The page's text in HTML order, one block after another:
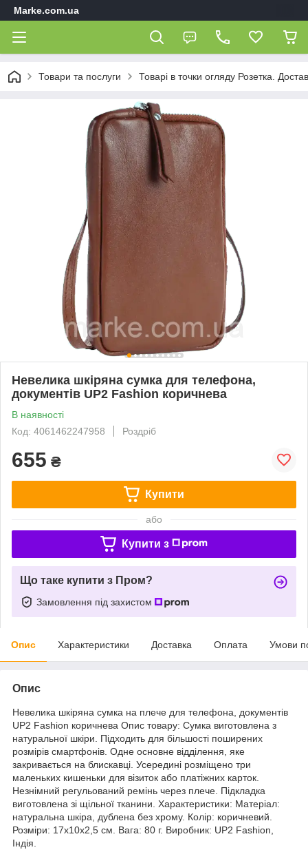
Marke.com.ua
Товари та послуги Товарі в точки огляду Розетка.
Невелика шкіряна сумка для телефона,
документів UP2 Fashion коричнева
В наявності
Код: 4061462247958
Роздріб
655 ₴
Купити
або
Купити з
Що таке купити з Пром?
Замовлення під захистом
Опис Характеристики Доставка Оплата Умови
Опис
Невелика шкіряна сумка на плече для телефона, документів
UP2 Fashion коричнева Опис товару: Сумка виготовлена з
натуральної шкіри. Підходить для більшості поширених
розмірів смартфонів. Одне основне відділення, яке
закривається на блискавці. Усередині розміщено три
маленьких кишеньки для візиток або платіжних карток.
Незнімний регульований ремінь через плече. Підкладка
виготовлена зі щільної тканини. Характеристики: Матеріал:
натуральна шкіра, дублена без хрому. Колір: коричневий.
Розміри: 17х10х2,5 см. Вага: 80 г. Виробник: UP2 Fashion,
Індія.